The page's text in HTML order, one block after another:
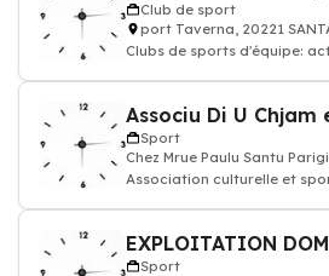
Club de sport
port Taverna, 20221
Clubs de sports d'équipe:
Associu Di U Chjam
Sport
Chez Mrue Paulu Santu
Association culturelle et
Sport